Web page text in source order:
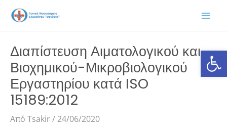
Μετάβαση
στο
περιεχόμενο
Διαπίστευση Αιματολογικού και
Βιοχημικού-Μικροβιολογικού
Εργαστηρίου κατά ISO
15189:2012
Από Tsakir/ 24/06/2020